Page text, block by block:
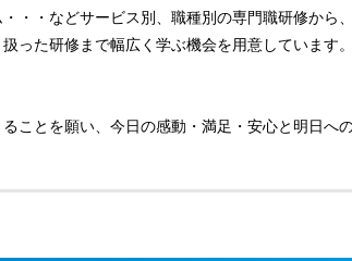
・・などサービス別、職種別の専門職研修から
った研修まで幅広く学ぶ機会を用意しています。
ことを願い、今日の感動・満足・安心と明日へ